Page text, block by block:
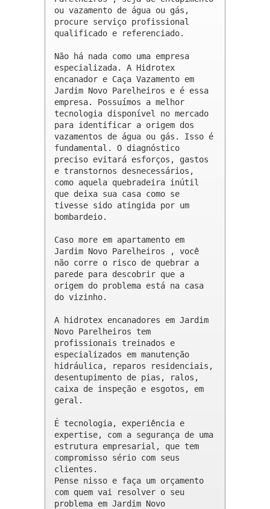
ou vazamento de água ou gás,
procure serviço profissional
qualificado e referenciado.
Não há nada como uma empresa
especializada. A Hidrotex
encanador e Caça Vazamento em
Jardim Novo Parelheiros e é essa
empresa. Possuímos a melhor
tecnologia disponível no mercado
para identificar a origem dos
vazamentos de água ou gás. Isso é
fundamental. O diagnóstico
preciso evitará esforços, gastos
e transtornos desnecessários,
como aquela quebradeira inútil
que deixa sua casa como se
tivesse sido atingida por um
bombardeio.
Caso more em apartamento em
Jardim Novo Parelheiros , você
não corre o risco de quebrar a
parede para descobrir que a
origem do problema está na casa
do vizinho.
A hidrotex encanadores em Jardim
Novo Parelheiros tem
profissionais treinados e
especializados em manutenção
hidráulica, reparos residenciais,
desentupimento de pias, ralos,
caixa de inspeção e esgotos, em
geral.
É tecnologia, experiência e
expertise, com a segurança de uma
estrutura empresarial, que tem
compromisso sério com seus
clientes.
Pense nisso e faça um orçamento
com quem vai resolver o seu
problema em Jardim Novo